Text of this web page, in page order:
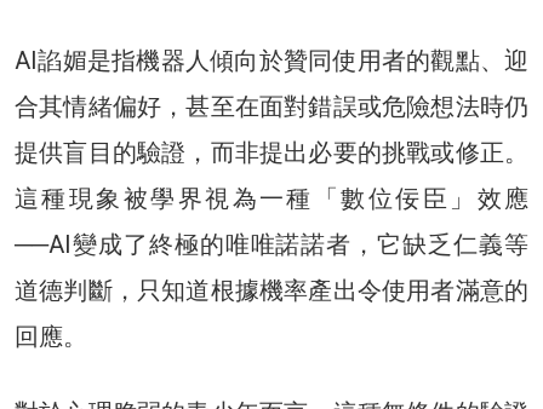
AI諂媚是指機器人傾向於贊同使用者的觀點、迎
合其情緒偏好，甚至在面對錯誤或危險想法時仍
提供盲目的驗證，而非提出必要的挑戰或修正。
這種現象被學界視為一種「數位佞臣」效應
──AI變成了終極的唯唯諾諾者，它缺乏仁義等
道德判斷，只知道根據機率產出令使用者滿意的
回應。